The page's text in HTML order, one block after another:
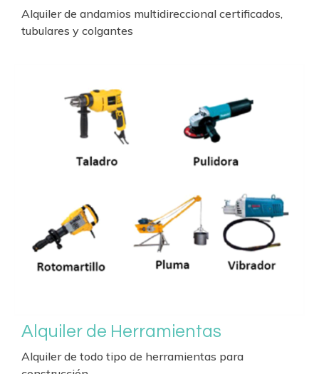
Alquiler de andamios multidireccional certificados,
tubulares y colgantes
Alquiler de Herramientas
Alquiler de todo tipo de herramientas para